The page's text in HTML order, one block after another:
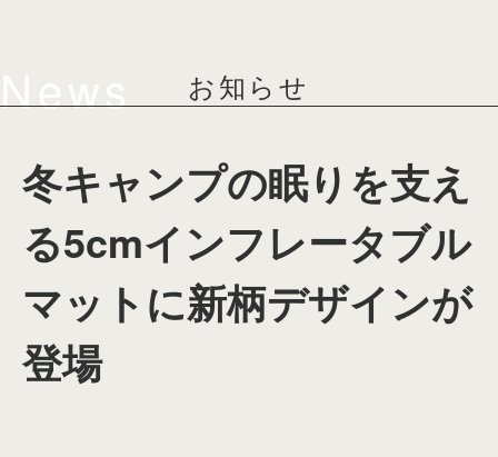
News お知らせ
冬キャンプの眠りを支え
る5cmインフレータブル
マットに新柄デザインが
登場